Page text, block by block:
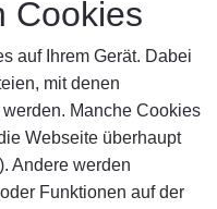
Cookies
auf Ihrem Gerät. Dabei
mit denen
Manche Cookies
Webseite überhaupt
Andere werden
Funktionen auf der